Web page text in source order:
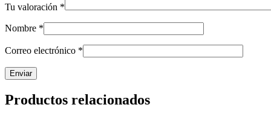
Tu valoración *
Nombre *
Correo electrónico *
Productos relacionados